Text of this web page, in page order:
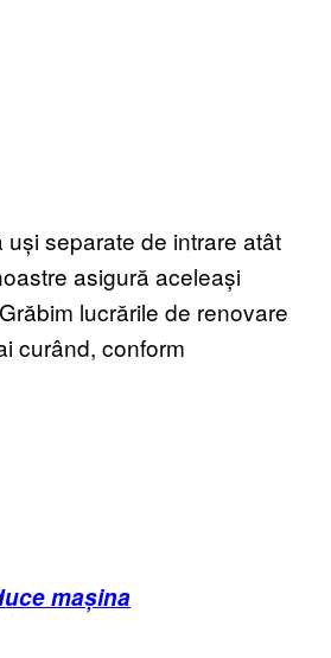
separate de intrare atât
asigură aceleași
lucrările de renovare
curând, conform
mașina